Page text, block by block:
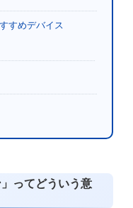
すめデバイス
ってどういう意